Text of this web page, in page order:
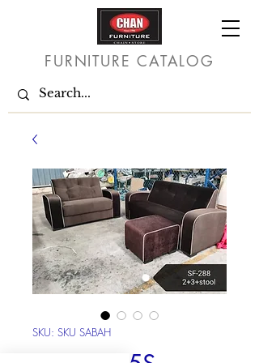
FURNITURE CATALOG
SKU: SKU SABAH